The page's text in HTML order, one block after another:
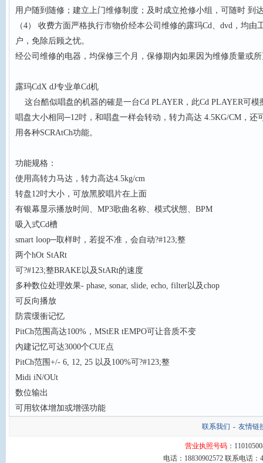
用户随到随修；建立上门维修制度；及时成立抢修小组，可随时 到
（4） 收费方面严格执行市物价经本公司维修的露玛Cd、dvd，均
户，免除后顾之忧。
经公司维修的电器，均保修三个月，保修期内如果因为维修质量或
露玛CdX dJ专业单Cd机
这台酷似唱盘的机器的確是一台Cd PLAYER，此Cd PLAYER可模
唱盘大小相同─12吋，和唱盘一样会转动，转力高达 4.5KG/CM，还
用各种SCRAtCh功能。
功能规格：
使用高转力马达，转力高达4.5kg/cm
转盘12吋大小，可放黑胶唱片在上面
有银幕显示播放时间、MP3歌曲名称、模式状態、BPM
吸入式Cd槽
smart loop─取样时，若捉不准，会自动?#123;整
两个hOt StARt
可?#123;整BRAKE以及StARt的速度
多种数位处理效果- phase, sonar, slide, echo, filter以及chop
可反向播放
防震缓衝记忆
PitCh范围高达100%，MStER tEMPO可让音质不变
內建记忆可达3000个CUE点
PitCh范围+/- 6, 12, 25 以及100%可?#123;整
Midi iN/OUt
数位输出
可用软体增加或增强功能
联系我们 - 友情链
营业执照号码：
电话：18830902572 联系电话：